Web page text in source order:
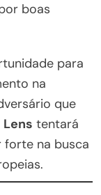
boas
para
na
que
Lens tentará
forte na busca